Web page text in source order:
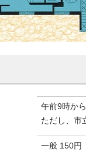
午前9時か
ただし、市
一般 150円